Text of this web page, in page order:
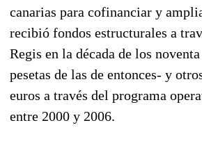
canarias para cofinanciar y
recibió fondos estructurales a
Regis en la década de los
pesetas de las de entonces- y
euros a través del programa
entre 2000 y 2006.